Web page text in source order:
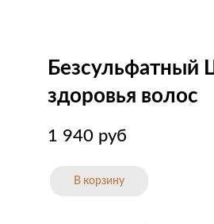
Безсульфатный
здоровья волос
1 940 руб
В корзину